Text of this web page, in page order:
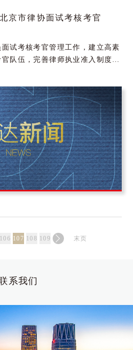
京市律协面试考核考官
试考核考官管理工作，建立高素
队伍，完善律师执业准入制度，
，把好律师执业准入关，2022年
106 107 108 109 末页
系我们